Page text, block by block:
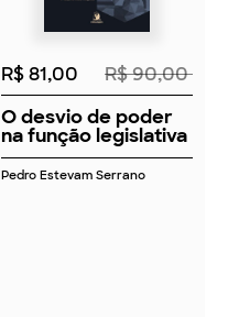
R$ 81,00
R$ 90,00
O desvio de poder
na função legislativa
Pedro Estevam Serrano